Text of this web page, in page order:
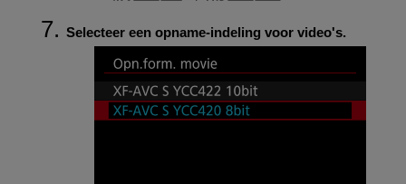
Selecteer een opname-indeling voor video's.